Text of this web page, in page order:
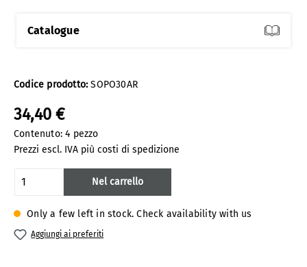
Catalogue
Codice prodotto:SOPO30AR
34,40 €
Contenuto:4 pezzo
Prezzi escl. IVA più costi di spedizione
Only a few left in stock. Check availability with us
Quantità del prodotto: inserisci la
Nel carrello
Aggiungi ai preferiti